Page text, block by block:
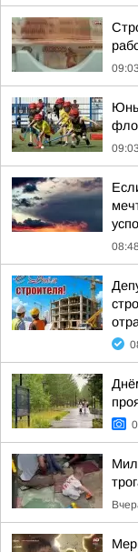
09:03
09:03
08:48